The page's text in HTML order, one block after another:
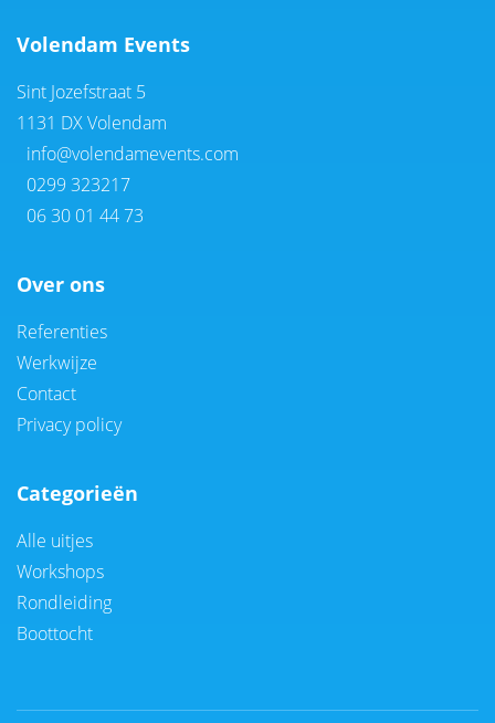
Volendam Events
Sint Jozefstraat 5
1131 DX Volendam
info@volendamevents.com
0299 323217
06 30 01 44 73
Over ons
Referenties
Werkwijze
Contact
Privacy policy
Categorieën
Alle uitjes
Workshops
Rondleiding
Boottocht